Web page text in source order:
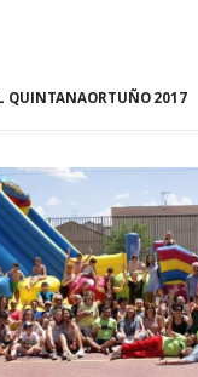
QUINTANAORTUÑO 2017